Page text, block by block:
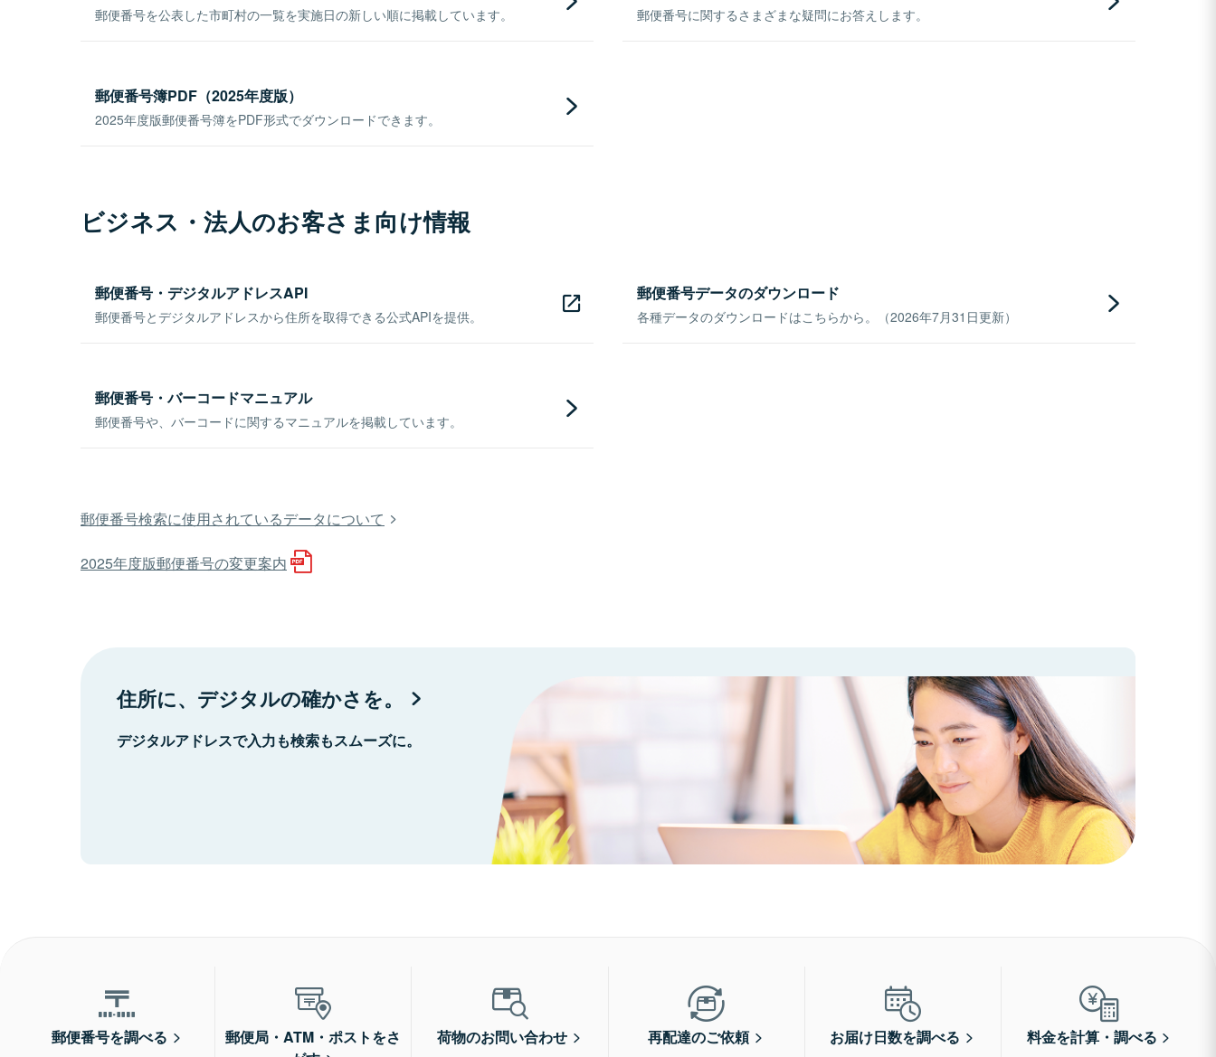
郵便番号を公表した市町村の一覧を実施日の新しい順に掲載しています。 郵便番号に関するさまざまな疑問にお答えします。
郵便番号簿PDF（2025年度版）
2025年度版郵便番号簿をPDF形式でダウンロードできます。
ビジネス・法人のお客さま向け情報
郵便番号・デジタルアドレスAPI
郵便番号とデジタルアドレスから住所を取得できる公式APIを提供。
郵便番号データのダウンロード
各種データのダウンロードはこちらから。（2026年7月31日更新）
郵便番号・バーコードマニュアル
郵便番号や、バーコードに関するマニュアルを掲載しています。
郵便番号検索に使用されているデータについて
2025年度版郵便番号の変更案内
住所に、デジタルの確かさを。
デジタルアドレスで入力も検索もスムーズに。
郵便番号を調べる
郵便局・ATM・ポストをさ
荷物のお問い合わせ 再配達のご依頼 お届け日数を調べる 料金を計算・調べる